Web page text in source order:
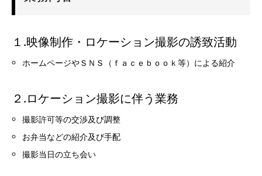
１.映像制作・ロケーション撮影の誘致活動
ホームページやＳＮＳ（ｆａｃｅｂｏｏｋ等）による紹介
２.ロケーション撮影に伴う業務
撮影許可等の交渉及び調整
お弁当などの紹介及び手配
撮影当日の立ち会い